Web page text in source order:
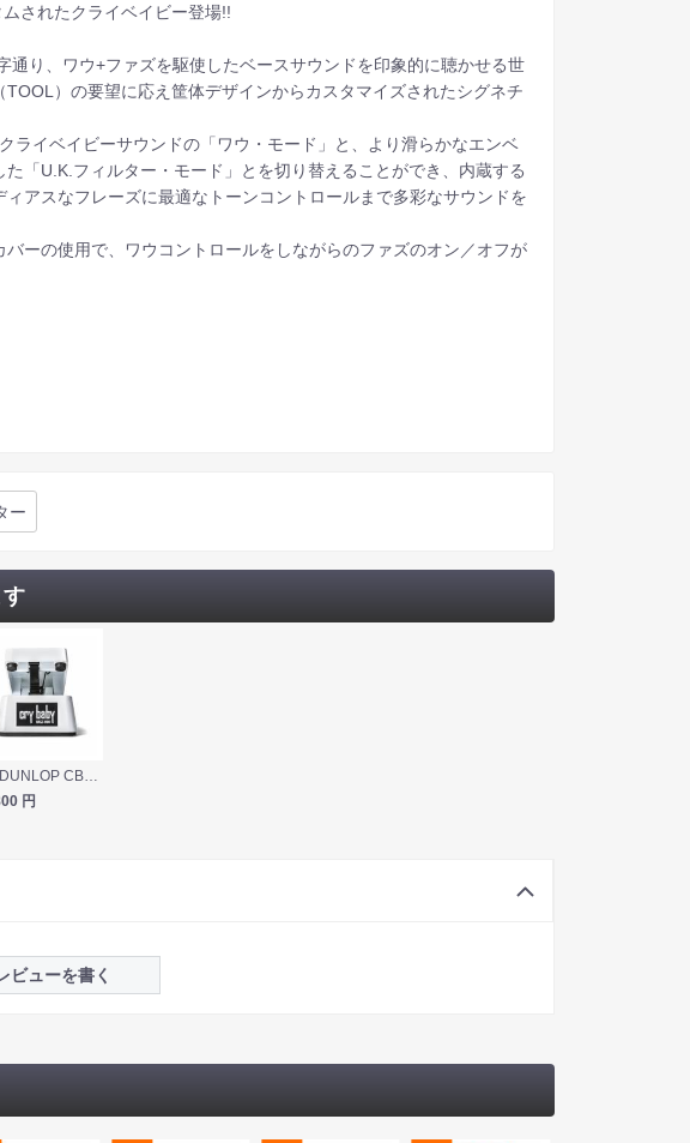
されたクライベイビー登場!!
通り、ワウ+ファズを駆使したベースサウンドを印象的に聴かせる世
）の要望に応え筐体デザインからカスタマイズされたシグネチ
ライベイビーサウンドの「ワウ・モード」と、より滑らかなエンベ
「U.K.フィルター・モード」とを切り替えることができ、内蔵する
アスなフレーズに最適なトーンコントロールまで多彩なサウンドを
ーの使用で、ワウコントロールをしながらのファズのオン／オフが
ー
JIM DUNLOP CBM105Q Cry Baby Mini Wah ワウペダル
円
ビューを書く